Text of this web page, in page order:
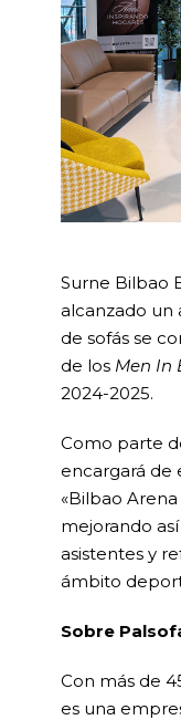
Surne Bilbao
alcanzado un
de sofás se
de los Men In
2024-2025.
Como parte
encargará de
«Bilbao
mejorando
asistentes y
ámbito
Sobre
Con más de
es una